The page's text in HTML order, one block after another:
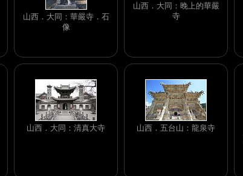
山西．大同：華嚴寺．石
像
山西．大同：晚上的華嚴
寺
山西．大同：清真大寺
山西．五台山：龍泉寺